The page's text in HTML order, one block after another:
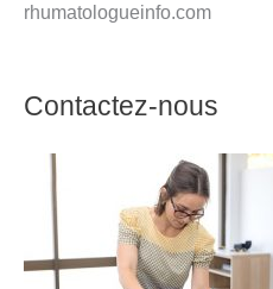
rhumatologueinfo.com
Contactez-nous